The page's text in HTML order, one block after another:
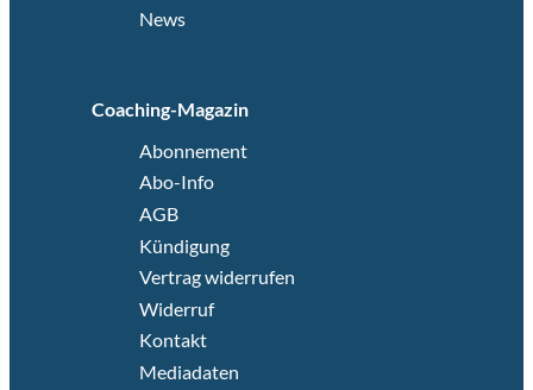
News
Coaching-Magazin
Abonnement
Abo-Info
AGB
Kündigung
Vertrag widerrufen
Widerruf
Kontakt
Mediadaten